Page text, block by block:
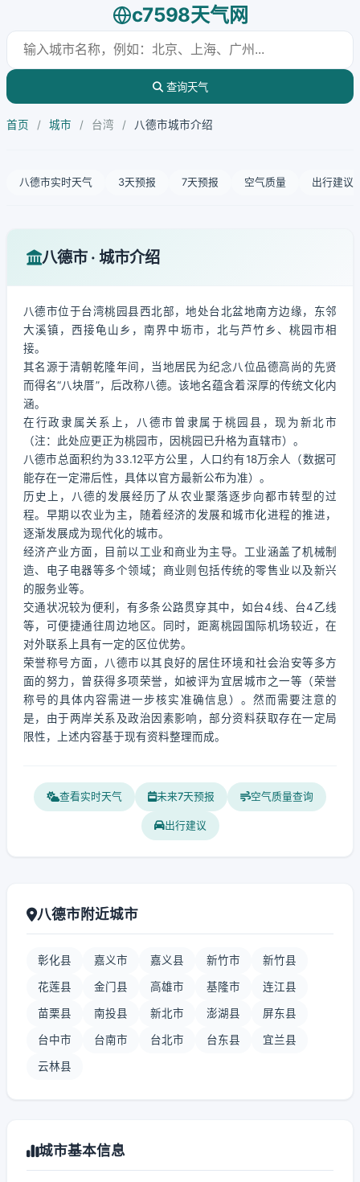
c7598天气网
查询天气
首页 / 城市 / 台湾 / 八德市城市介绍
八德市实时天气 3天预报 7天预报 空气质量 出行建议
八德市 · 城市介绍
八德市位于台湾桃园县西北部，地处台北盆地南方边缘，东邻
大溪镇，西接龟山乡，南界中坜市，北与芦竹乡、桃园市相
接。
其名源于清朝乾隆年间，当地居民为纪念八位品德高尚的先贤
而得名“八块厝”，后改称八德。该地名蕴含着深厚的传统文化内
涵。
在行政隶属关系上，八德市曾隶属于桃园县，现为新北市
（注：此处应更正为桃园市，因桃园已升格为直辖市）。
八德市总面积约为33.12平方公里，人口约有18万余人（数据可
能存在一定滞后性，具体以官方最新公布为准）。
历史上，八德的发展经历了从农业聚落逐步向都市转型的过
程。早期以农业为主，随着经济的发展和城市化进程的推进，
逐渐发展成为现代化的城市。
经济产业方面，目前以工业和商业为主导。工业涵盖了机械制
造、电子电器等多个领域；商业则包括传统的零售业以及新兴
的服务业等。
交通状况较为便利，有多条公路贯穿其中，如台4线、台4乙线
等，可便捷通往周边地区。同时，距离桃园国际机场较近，在
对外联系上具有一定的区位优势。
荣誉称号方面，八德市以其良好的居住环境和社会治安等多方
面的努力，曾获得多项荣誉，如被评为宜居城市之一等（荣誉
称号的具体内容需进一步核实准确信息）。然而需要注意的
是，由于两岸关系及政治因素影响，部分资料获取存在一定局
限性，上述内容基于现有资料整理而成。
查看实时天气 未来7天预报 空气质量查询
出行建议
八德市附近城市
彰化县 嘉义市 嘉义县 新竹市 新竹县
花莲县 金门县 高雄市 基隆市 连江县
苗栗县 南投县 新北市 澎湖县 屏东县
台中市 台南市 台北市 台东县 宜兰县
云林县
城市基本信息